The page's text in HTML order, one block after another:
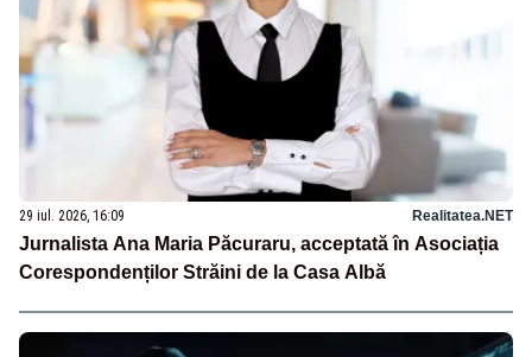
29 iul. 2026, 16:09 Realitatea.NET
Jurnalista Ana Maria Păcuraru, acceptată în Asociația
Corespondenților Străini de la Casa Albă